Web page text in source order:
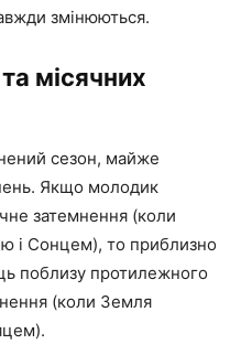
змінюються.
місячних
сезон, майже
Якщо молодик
затемнення (коли
і Сонцем), то приблизно
поблизу протилежного
(коли Земля